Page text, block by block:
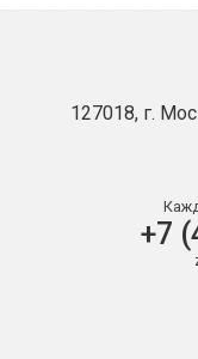
127018, г.
+7